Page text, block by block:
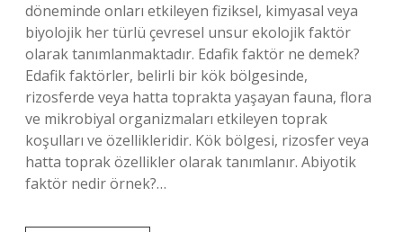
döneminde onları etkileyen fiziksel, kimyasal veya
biyolojik her türlü çevresel unsur ekolojik faktör
olarak tanımlanmaktadır. Edafik faktör ne demek?
Edafik faktörler, belirli bir kök bölgesinde,
rizosferde veya hatta toprakta yaşayan fauna, flora
ve mikrobiyal organizmaları etkileyen toprak
koşulları ve özellikleridir. Kök bölgesi, rizosfer veya
hatta toprak özellikler olarak tanımlanır. Abiyotik
faktör nedir örnek?…